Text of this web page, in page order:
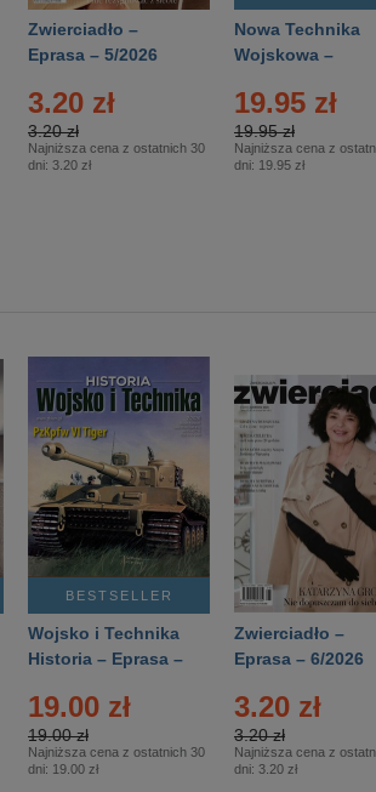
Zwierciadło –
Eprasa – 5/2026
3.20 zł
3.20 zł
Najniższa cena z ostatnich 30
dni: 3.20 zł
Nowa Technika
Wojskowa –
19.95 zł
19.95 zł
Najniższa cena z
dni: 19.95 zł
BESTSELLER
Wojsko i Technika
Historia – Eprasa –
19.00 zł
19.00 zł
Najniższa cena z ostatnich 30
dni: 19.00 zł
Zwierciadło –
Eprasa – 6/2026
3.20 zł
3.20 zł
Najniższa cena z
dni: 3.20 zł